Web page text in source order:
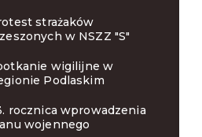
strażaków
w NSZZ "S"
wigilijne w
Podlaskim
rocznica wprowadzenia
wojennego